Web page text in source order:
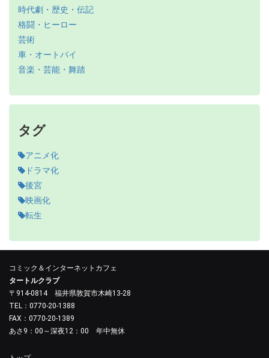
時代劇・歴史・伝記
格闘・ヒーロー
芸術
車・オートバイ
音楽・芸能・舞踏
タグ
アニメ化
ドラマ化
後宮
映画化
転生
コミック＆インターネットカフェ
タートルクラブ
〒914-0814 福井県敦賀市木崎13-28
TEL：0770-20-1388
FAX：0770-20-1389
あさ9：00～深夜12：00 年中無休